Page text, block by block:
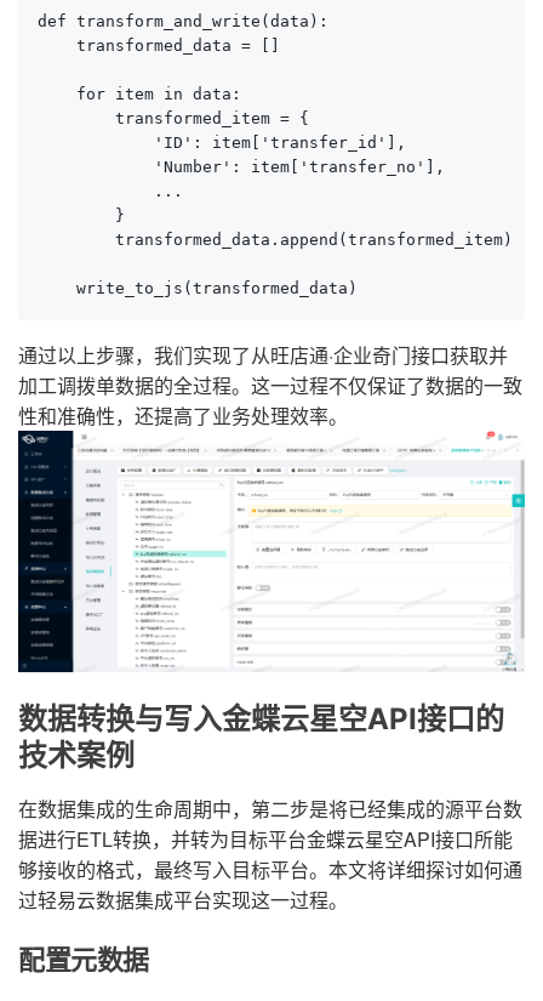
def transform_and_write(data):
    transformed_data = []
    for item in data:
        transformed_item = {
            'ID': item['transfer_id'],
            'Number': item['transfer_no'],
            ...
        }
        transformed_data.append(transformed_item)
    write_to_js(transformed_data)
通过以上步骤，我们实现了从旺店通·企业奇门接口获取并
加工调拨单数据的全过程。这一过程不仅保证了数据的一致
性和准确性，还提高了业务处理效率。
数据转换与写入金蝶云星空API接口的
技术案例
在数据集成的生命周期中，第二步是将已经集成的源平台数
据进行ETL转换，并转为目标平台金蝶云星空API接口所能
够接收的格式，最终写入目标平台。本文将详细探讨如何通
过轻易云数据集成平台实现这一过程。
配置元数据